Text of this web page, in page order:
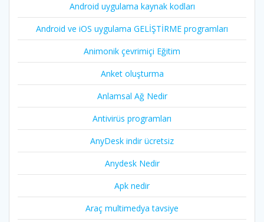
Android uygulama kaynak kodları
Android ve iOS uygulama GELİŞTİRME programları
Animonik çevrimiçi Eğitim
Anket oluşturma
Anlamsal Ağ Nedir
Antivirüs programları
AnyDesk indir ücretsiz
Anydesk Nedir
Apk nedir
Araç multimedya tavsiye